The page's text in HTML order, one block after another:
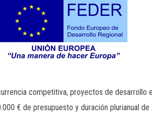
competitiva, proyectos de
€ de presupuesto y duración plurianual de